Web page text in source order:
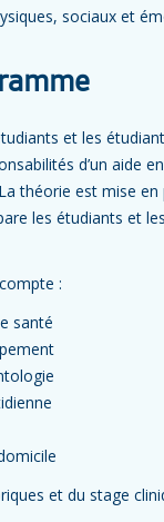
sociaux et
et les
d’un aide
théorie est mise
les étudiants et
:
santé
et du stage